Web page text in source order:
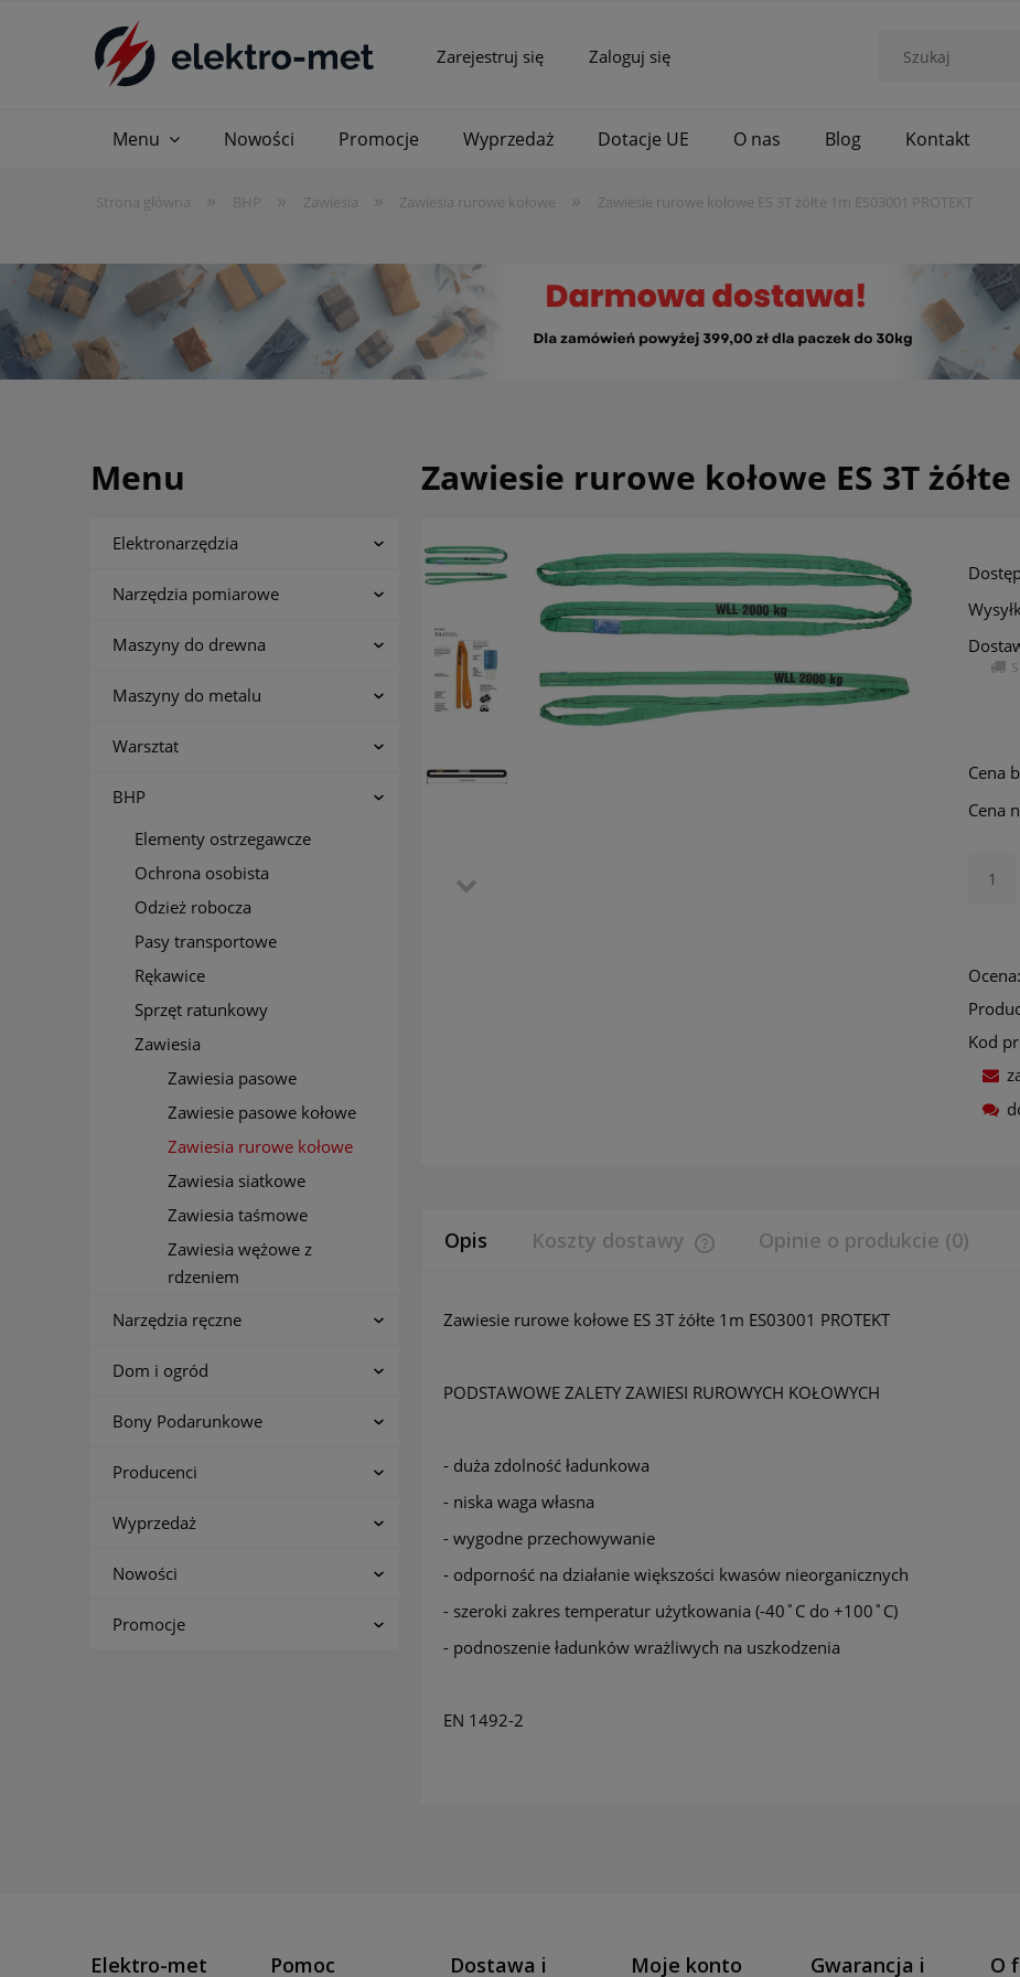
Zarejestruj się Zaloguj się
Menu Nowości Promocje Wyprzedaż Dotacje UE O nas Blog Kontakt
Strona główna » BHP » Zawiesia » Zawiesia rurowe kołowe » Zawiesie rurowe kołowe ES 3T żółte 1m ES03001 PROTEKT
Menu
Elektronarzędzia
Narzędzia pomiarowe
Maszyny do drewna
Maszyny do metalu
Warsztat
BHP
Elementy ostrzegawcze
Ochrona osobista
Odzież robocza
Pasy transportowe
Rękawice
Sprzęt ratunkowy
Zawiesia
Zawiesia pasowe
Zawiesie pasowe kołowe
Zawiesia rurowe kołowe
Zawiesia siatkowe
Zawiesia taśmowe
Zawiesia wężowe z
rdzeniem
Narzędzia ręczne
Dom i ogród
Bony Podarunkowe
Producenci
Wyprzedaż
Nowości
Promocje
Zawiesie rurowe kołowe ES 3T żółte
Cena
Cena
Ocena:
Kod
Opis Koszty dostawy
płatności
Opinie o produkcie (0)
Zawiesie rurowe kołowe ES 3T żółte 1m ES03001 PROTEKT
PODSTAWOWE ZALETY ZAWIESI RUROWYCH KOŁOWYCH
- duża zdolność ładunkowa
- niska waga własna
- wygodne przechowywanie
- odporność na działanie większości kwasów nieorganicznych
- szeroki zakres temperatur użytkowania (-40˚C do +100˚C)
- podnoszenie ładunków wrażliwych na uszkodzenia
EN 1492-2
Elektro-met Pomoc
Dostawa i
Moje konto
Gwarancja i
O